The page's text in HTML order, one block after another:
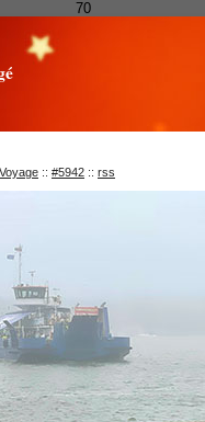
70
Voyage :: #5942 :: rss